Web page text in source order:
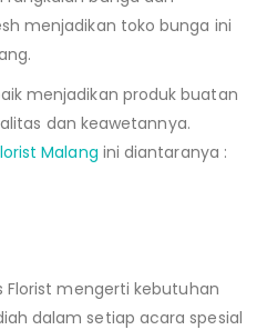
menjadikan toko bunga ini
menjadikan produk buatan
dan keawetannya.
Malang ini diantaranya :
Florist mengerti kebutuhan
dalam setiap acara spesial